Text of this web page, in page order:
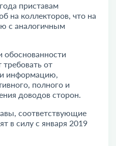
приставам
на коллекторов, что на
с аналогичным
от
информацию,
полного и
доводов сторон.
соответствующие
в силу с января 2019